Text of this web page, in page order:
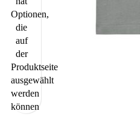
Optionen,
die
auf
der
Produktseite
ausgewählt
werden
können